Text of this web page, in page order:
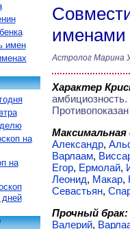
именами
Астролог Марина
Характер
амбициозность.
Максимальная
Александр,
Варлаам,
Егор, Ермолай,
Леонид, Макар,
Севастьян,
Прочный брак:
Валерий,
имен
на
на
дней